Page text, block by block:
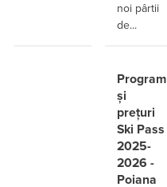
noi pârtii
de...
Program
și
prețuri
Ski Pass
2025-
2026 -
Poiana